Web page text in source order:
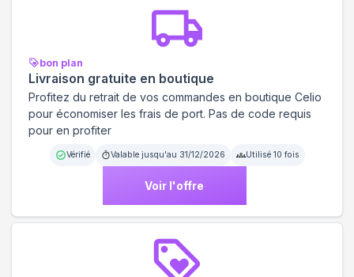
bon plan
Livraison gratuite en boutique
Profitez du retrait de vos commandes en boutique Celio
pour économiser les frais de port. Pas de code requis
pour en profiter
Vérifié Valable jusqu'au 31/12/2026 Utilisé 10 fois
Voir l'offre